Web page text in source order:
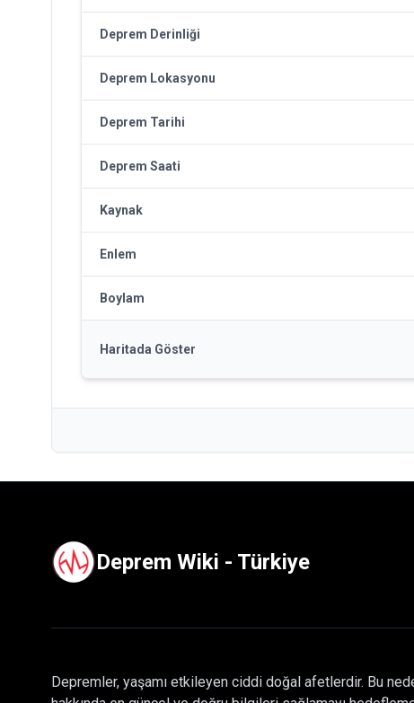
Deprem Derinliği
Deprem Lokasyonu
Deprem Tarihi
Deprem Saati
Kaynak
Enlem
Boylam
Haritada Göster
Deprem Wiki - Türkiye
Depremler, yaşamı etkileyen ciddi doğal afetlerdir. Bu